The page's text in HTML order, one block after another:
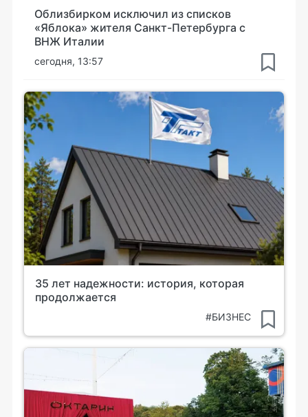
Облизбирком исключил из списков
«Яблока» жителя Санкт-Петербурга с
ВНЖ Италии
сегодня, 13:57
35 лет надежности: история, которая
продолжается
#БИЗНЕС